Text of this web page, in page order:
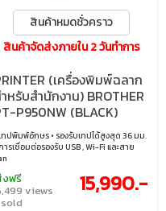
สินค้าหมดชั่วคราว
สินค้าจัดส่งภายใน 2 วันทำการ
(เครื่องพิมพ์ฉลาก
หรับสำนักงาน) BROTHER
P950NW (BLACK)
ทปพิมพ์อักษร • รองรับเทปได้สูงสุด 36 มม.
ารเชื่อมต่อรองรับ USB , Wi-Fi และสาย
ฟรี
views
sold
15,990.-